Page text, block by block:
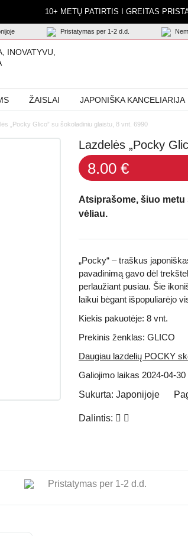
10+ METŲ PATIRTIS I GREITAS
Pristatymas per 1-2 d.d.
INOVATYVU,
ŽAISLAI JAPONIŠKA KANCELIARIJA
„Pocky Glico” su šokoladiniu glaistu, 8 vnt. 6990
Lazdelės „Pocky
8.00 €
Atsiprašome, šiuo
vėliau.
„Pocky“ – traškus
pavadinimą gavo dėl
perlaužiant pusiau. Šie
laikui bėgant išpopuliarėjo
Kiekis pakuotėje: 8 vnt.
Prekinis ženklas: GLICO
Daugiau lazdelių POCKY
Galiojimo laikas 2024-04-30
Sukurta: Japonijoje
Dalintis:
Pristatymas per 1-2 d.d.